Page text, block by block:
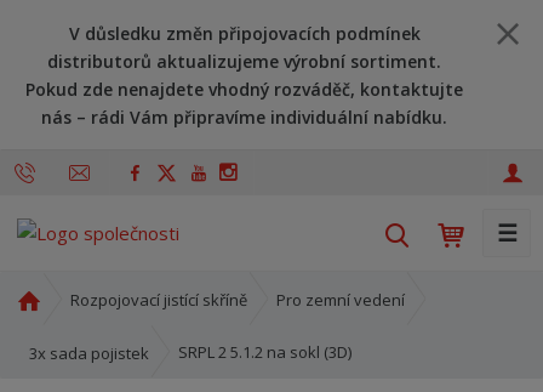
V důsledku změn připojovacích podmínek
distributorů aktualizujeme výrobní sortiment.
Pokud zde nenajdete vhodný rozváděč, kontaktujte
nás – rádi Vám připravíme individuální nabídku.
☰
o
Rozpojovací jistící skříně Pro zemní vedení
3x sada pojistek SRPL 2 5.1.2 na sokl (3D)